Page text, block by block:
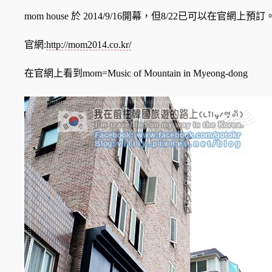
mom house 於 2014/9/16開幕，但8/22已可以在官網上預訂
官網:http://mom2014.co.kr/
在官網上看到mom=Music of Mountain in Myeong-dong